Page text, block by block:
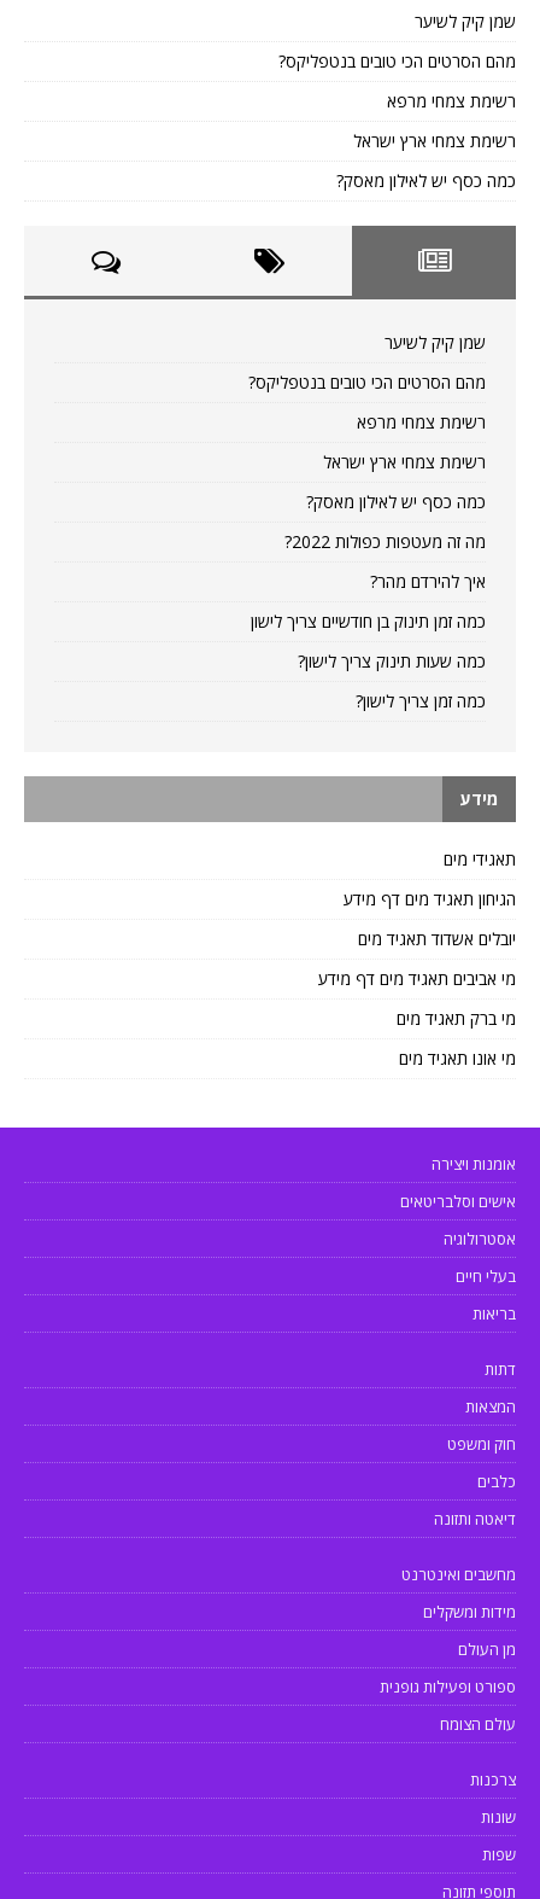
שמן קיק לשיער
מהם הסרטים הכי טובים בנטפליקס?
רשימת צמחי מרפא
רשימת צמחי ארץ ישראל
כמה כסף יש לאילון מאסק?
שמן קיק לשיער
מהם הסרטים הכי טובים בנטפליקס?
רשימת צמחי מרפא
רשימת צמחי ארץ ישראל
כמה כסף יש לאילון מאסק?
מה זה מעטפות כפולות 2022?
איך להירדם מהר?
כמה זמן תינוק בן חודשיים צריך לישון
כמה שעות תינוק צריך לישון?
כמה זמן צריך לישון?
מידע
תאגידי מים
הגיחון תאגיד מים דף מידע
יובלים אשדוד תאגיד מים
מי אביבים תאגיד מים דף מידע
מי ברק תאגיד מים
מי אונו תאגיד מים
אומנות ויצירה
אישים וסלבריטאים
אסטרולוגיה
בעלי חיים
בריאות
דתות
המצאות
חוק ומשפט
כלבים
דיאטה ותזונה
מחשבים ואינטרנט
מידות ומשקלים
מן העולם
ספורט ופעילות גופנית
עולם הצומח
צרכנות
שונות
שפות
תוספי תזונה